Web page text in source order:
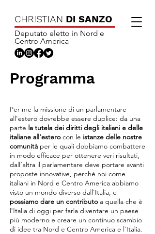
CHRISTIAN DI SANZO
Deputato eletto in Nord e
Centro America
Programma
Per me la missione di un parlamentare
all'estero dovrebbe essere duplice: da una
parte la tutela dei diritti degli italiani e delle
italiane all'estero con le istanze delle nostre
comunità per le quali dobbiamo combattere
in modo efficace per ottenere veri risultati,
dall’altra il parlamentare deve portare avanti
proposte innovative, perché noi come
italiani in Nord e Centro America abbiamo
visto un mondo diverso dall'Italia, e
possiamo dare un contributo a quella che è
l'Italia di oggi per farla diventare un paese
più moderno e creare un continuo scambio
di idee tra Nord e Centro America e l'Italia.